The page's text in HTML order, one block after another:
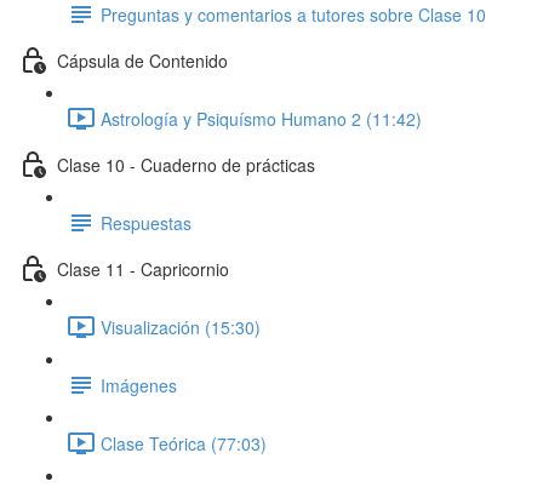
Preguntas y comentarios a tutores sobre Clase 10
Cápsula de Contenido
Astrología y Psiquísmo Humano 2 (11:42)
Clase 10 - Cuaderno de prácticas
Respuestas
Clase 11 - Capricornio
Visualización (15:30)
Imágenes
Clase Teórica (77:03)